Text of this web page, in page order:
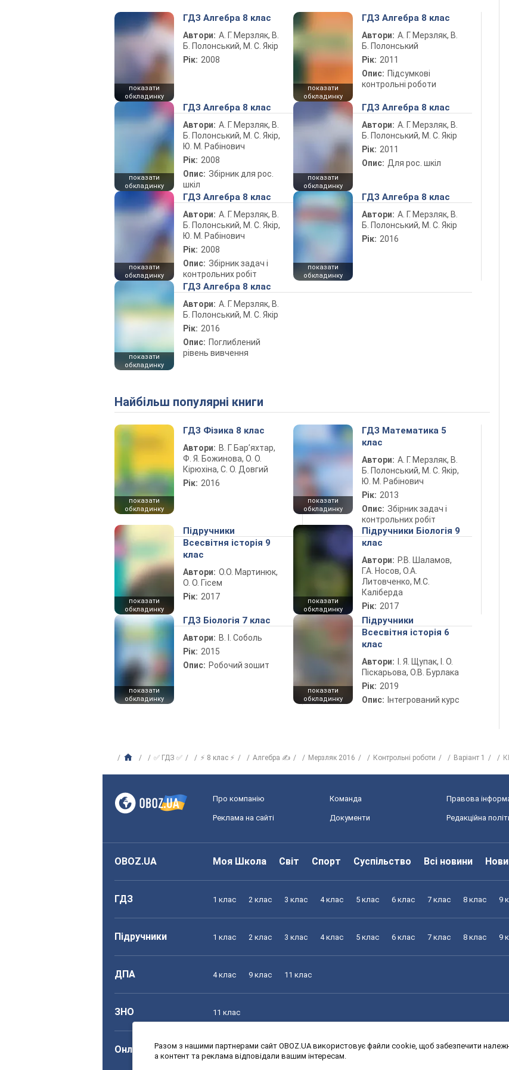
показати
обкладинку
ГДЗ Алгебра 8 клас
Автори: А. Г. Мерзляк, В.
Б. Полонський, М. С. Якір
Рік: 2008
показати
обкладинку
ГДЗ Алгебра 8 клас
Автори: А. Г. Мерзляк, В.
Б. Полонський
Рік: 2011
Опис: Підсумкові
контрольні роботи
показати
обкладинку
ГДЗ Алгебра 8 клас
Автори: А. Г. Мерзляк, В.
Б. Полонський, М. С. Якір,
Ю. М. Рабінович
Рік: 2008
Опис: Збірник для рос.
шкіл
показати
обкладинку
ГДЗ Алгебра 8 клас
Автори: А. Г. Мерзляк, В.
Б. Полонський, М. С. Якір
Рік: 2011
Опис: Для рос. шкіл
показати
обкладинку
ГДЗ Алгебра 8 клас
Автори: А. Г. Мерзляк, В.
Б. Полонський, М. С. Якір,
Ю. М. Рабінович
Рік: 2008
Опис: Збірник задач і
контрольних робіт
показати
обкладинку
ГДЗ Алгебра 8 клас
Автори: А. Г. Мерзляк, В.
Б. Полонський, М. С. Якір
Рік: 2016
показати
обкладинку
ГДЗ Алгебра 8 клас
Автори: А. Г. Мерзляк, В.
Б. Полонський, М. С. Якір
Рік: 2016
Опис: Поглиблений
рівень вивчення
Найбільш популярні книги
показати
обкладинку
ГДЗ Фізика 8 клас
Автори: В. Г. Бар’яхтар,
Ф. Я. Божинова, О. О.
Кірюхіна, С. О. Довгий
Рік: 2016
показати
обкладинку
ГДЗ Математика 5
клас
Автори: А. Г. Мерзляк, В.
Б. Полонський, М. С. Якір,
Ю. М. Рабінович
Рік: 2013
Опис: Збірник задач і
контрольних робіт
показати
обкладинку
Підручники
Всесвітня історія 9
клас
Автори: О.О. Мартинюк,
О. О. Гісем
Рік: 2017
показати
обкладинку
Підручники Біологія 9
клас
Автори: Р.В. Шаламов,
Г.А. Носов, О.А.
Литовченко, М.С.
Каліберда
Рік: 2017
показати
обкладинку
ГДЗ Біологія 7 клас
Автори: В. І. Соболь
Рік: 2015
Опис: Робочий зошит
показати
обкладинку
Підручники
Всесвітня історія 6
клас
Автори:
І. Я. Щупак, І. О.
Піскарьова, О.В. Бурлака
Рік: 2019
Опис: Інтегрований курс
✅ ГДЗ ✅ ⚡ 8 клас ⚡ Алгебра ✍ Мерзляк 2016 Контрольні роботи Варіант 1
Про компанію Команда Правова
Реклама на сайті Документи Редакційна
OBOZ.UA Моя Школа Світ Спорт Суспільство Всі новини
ГДЗ 1 клас 2 клас 3 клас 4 клас 5 клас 6 клас 7 клас 8 клас 9
Підручники 1 клас 2 клас 3 клас 4 клас 5 клас 6 клас 7 клас 8 клас 9
ДПА 4 клас 9 клас 11 клас
ЗНО 11 клас
Онлайн уроки 1 клас 2 клас 3 клас 4 клас 5 клас 6 клас 7 клас 8 клас 9
Разом з нашими партнерами сайт OBOZ.UA використовує файли cookie, щоб забезпечити
а контент та реклама відповідали вашим інтересам.